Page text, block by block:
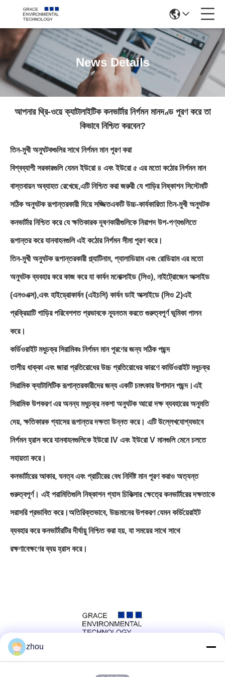
News Details
আপনার থ্রি-ওয়ে ক্যাটালাইটিক কনভার্টার নির্গমন মানদণ্ড পূরণ করে তা
কিভাবে নিশ্চিত করবেন?
তিন-মুখী অনুঘটকগুলির সাথে নির্গমন মান পূরণ করা
বিশ্বব্যাপী সরকারগুলি যেমন ইউরো ৪ এবং ইউরো ৫ এর মতো কঠোর নির্গমন মান
বাস্তবায়ন অব্যাহত রেখেছে,এটি নিশ্চিত করা জরুরী যে গাড়ির নিষ্কাশন সিস্টেমটি
সঠিক অনুঘটক রূপান্তরকারী দিয়ে সজ্জিতএকটি উচ্চ-কার্যকারিতা তিন-মুখী অনুঘটক
কনভার্টার নিশ্চিত করে যে ক্ষতিকারক দূষণকারীগুলিকে নিরাপদ উপ-পণ্যগুলিতে
রূপান্তর করে যানবাহনগুলি এই কঠোর নির্গমন সীমা পূরণ করে।
তিন-মুখী অনুঘটক রূপান্তরকারী প্ল্যাটিনাম, প্যালাডিয়াম এবং রোডিয়াম এর মতো
অনুঘটক ব্যবহার করে কাজ করে যা কার্বন মনোক্সাইড (সিও), নাইট্রোজেন অক্সাইড
(এনওএক্স),এবং হাইড্রোকার্বন (এইচসি) কার্বন ডাই অক্সাইডে (সিও 2)এই
প্রক্রিয়াটি গাড়ির পরিবেশগত প্রভাবকে ন্যূনতম করতে গুরুত্বপূর্ণ ভূমিকা পালন
করে।
কর্ডিওরাইট মধুচক্র সিরামিকঃ নির্গমন মান পূরণের জন্য সঠিক পছন্দ
তাপীয় ধাক্কা এবং জারা প্রতিরোধের উচ্চ প্রতিরোধের কারণে কার্ডিওরাইট মধুচক্র
সিরামিক ক্যাটালিটিক রূপান্তরকারীদের জন্য একটি চমৎকার উপাদান পছন্দ।এই
সিরামিক উপকরণ এর অনন্য মধুচক্র নকশা অনুঘটক আরো দক্ষ ব্যবহারের অনুমতি
দেয়, ক্ষতিকারক গ্যাসের রূপান্তর দক্ষতা উন্নত করে। এটি উল্লেখযোগ্যভাবে
নির্গমন হ্রাস করে যানবাহনগুলিকে ইউরো IV এবং ইউরো V মানগুলি মেনে চলতে
সহায়তা করে।
কনভার্টারের আকার, ঘনত্ব এবং প্রাচীরের বেধ নির্দিষ্ট মান পূরণ করাও অত্যন্ত
গুরুত্বপূর্ণ। এই পরামিতিগুলি নিষ্কাশন গ্যাস চিকিত্সার ক্ষেত্রে কনভার্টারের দক্ষতাকে
সরাসরি প্রভাবিত করে।অতিরিক্তভাবে, উচ্চমানের উপকরণ যেমন কর্ডিয়েরাইট
ব্যবহার করে কনভার্টারটির দীর্ঘায়ু নিশ্চিত করা হয়, যা সময়ের সাথে সাথে
রক্ষণাবেক্ষণের ব্যয় হ্রাস করে।
zhou